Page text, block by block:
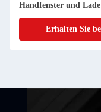
Handfenster und
Erhalten Sie